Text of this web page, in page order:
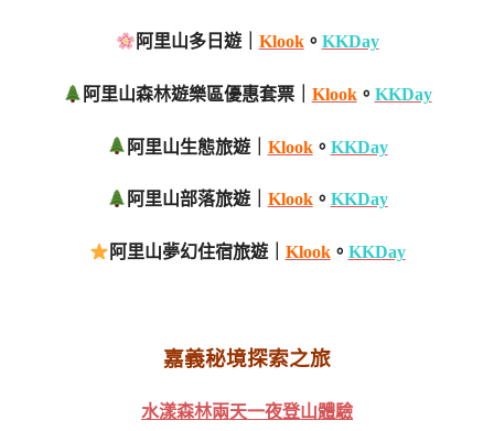
阿里山多日遊｜ Klook。 KKDay
阿里山森林遊樂區優惠套票｜ Klook。 KKDay
阿里山生態旅遊｜ Klook。 KKDay
阿里山部落旅遊｜ Klook。 KKDay
阿里山夢幻住宿旅遊｜ Klook。 KKDay
嘉義秘境探索之旅
水漾森林兩天一夜登山體驗